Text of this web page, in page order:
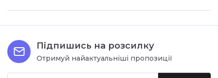
Підпишись на розсилку
Отримуй найактуальніші пропозиції